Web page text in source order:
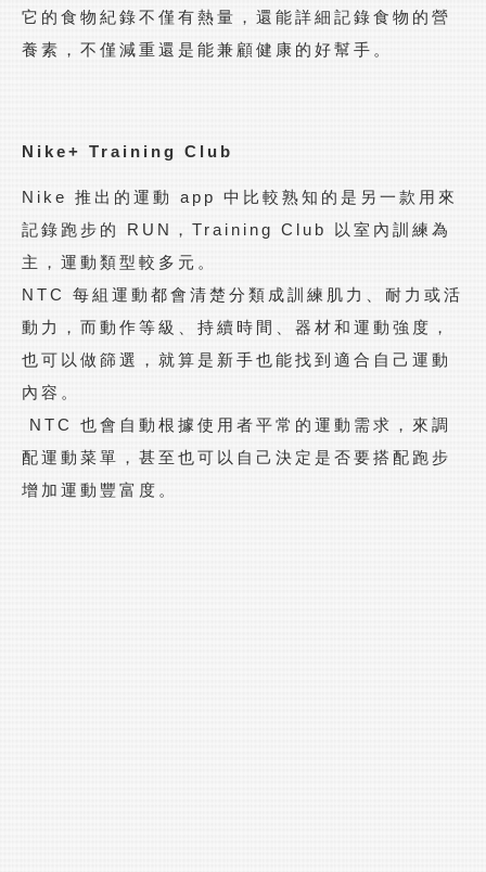
它的食物紀錄不僅有熱量，還能詳細記錄食物的營
養素，不僅減重還是能兼顧健康的好幫手。
Nike+ Training Club
Nike 推出的運動 app 中比較熟知的是另一款用來
記錄跑步的 RUN，Training Club 以室內訓練為
主，運動類型較多元。
NTC 每組運動都會清楚分類成訓練肌力、耐力或活
動力，而動作等級、持續時間、器材和運動強度，
也可以做篩選，就算是新手也能找到適合自己運動
內容。
NTC 也會自動根據使用者平常的運動需求，來調
配運動菜單，甚至也可以自己決定是否要搭配跑步
增加運動豐富度。